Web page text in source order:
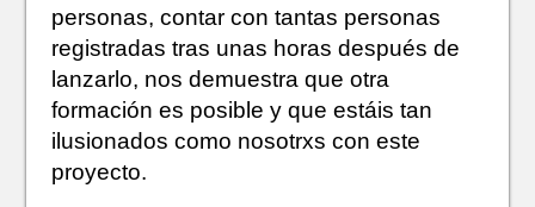
personas, contar con tantas personas
registradas tras unas horas después de
lanzarlo, nos demuestra que otra
formación es posible y que estáis tan
ilusionados como nosotrxs con este
proyecto.